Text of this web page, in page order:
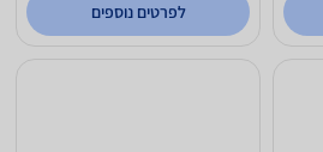
לפרטים נוספים